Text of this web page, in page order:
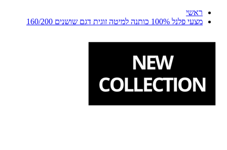
ראשי
מצעי פלנל 100% כותנה למיטה זוגית דגם שושנים 160/200